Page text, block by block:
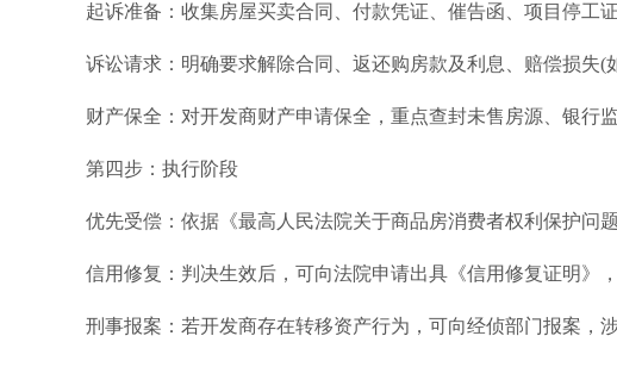
起诉准备：收集房屋买卖合同、付款凭证、催告函、项目停工
诉讼请求：明确要求解除合同、返还购房款及利息、赔偿损失(
财产保全：对开发商财产申请保全，重点查封未售房源、银行
第四步：执行阶段
优先受偿：依据《最高人民法院关于商品房消费者权利保护问
信用修复：判决生效后，可向法院申请出具《信用修复证明》
刑事报案：若开发商存在转移资产行为，可向经侦部门报案，